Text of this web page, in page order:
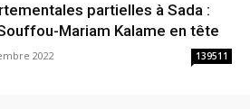
partielles à Sada :
Mariam Kalame en tête
2022 139511